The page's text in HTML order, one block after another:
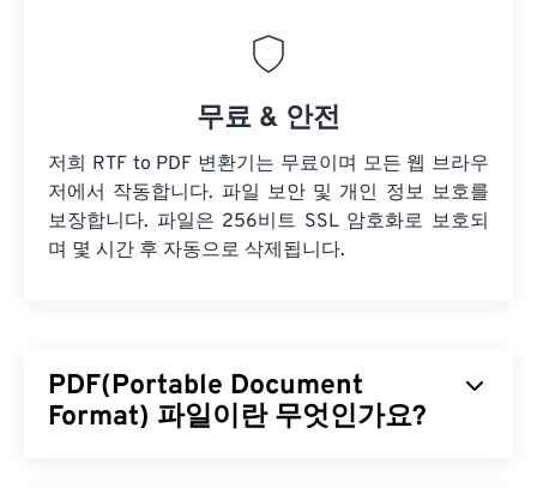
무료 & 안전
저희 RTF to PDF 변환기는 무료이며 모든 웹 브라우
저에서 작동합니다. 파일 보안 및 개인 정보 보호를
보장합니다. 파일은 256비트 SSL 암호화로 보호되
며 몇 시간 후 자동으로 삭제됩니다.
PDF(Portable Document
Format) 파일이란 무엇인가요?